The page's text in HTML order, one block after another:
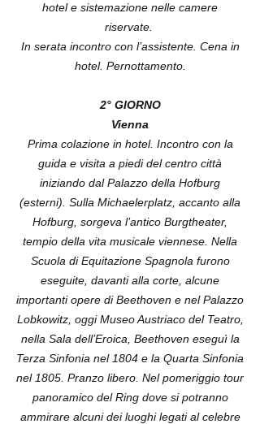
hotel e sistemazione nelle camere
riservate.
In serata incontro con l’assistente. Cena in
hotel. Pernottamento.
2° GIORNO
Vienna
Prima colazione in hotel. Incontro con la
guida e visita a piedi del centro città
iniziando dal Palazzo della Hofburg
(esterni). Sulla Michaelerplatz, accanto alla
Hofburg, sorgeva l’antico Burgtheater,
tempio della vita musicale viennese. Nella
Scuola di Equitazione Spagnola furono
eseguite, davanti alla corte, alcune
importanti opere di Beethoven e nel Palazzo
Lobkowitz, oggi Museo Austriaco del Teatro,
nella Sala dell’Eroica, Beethoven eseguì la
Terza Sinfonia nel 1804 e la Quarta Sinfonia
nel 1805. Pranzo libero. Nel pomeriggio tour
panoramico del Ring dove si potranno
ammirare alcuni dei luoghi legati al celebre